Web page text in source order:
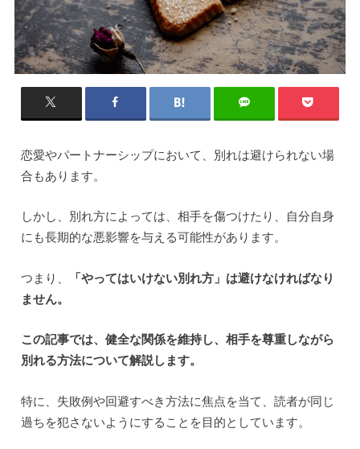
恋愛やパートナーシップにおいて、別れは避けられない場
合もあります。
しかし、別れ方によっては、相手を傷つけたり、自分自身
にも長期的な悪影響を与える可能性があります。
つまり、
「やってはいけない別れ方」は避けなければなり
ません。
この記事では、健全な関係を維持し、相手を尊重しながら
別れる方法について解説します。
特に、失敗例や回避すべき方法に焦点を当て、読者が同じ
過ちを犯さないようにすることを目的としています。